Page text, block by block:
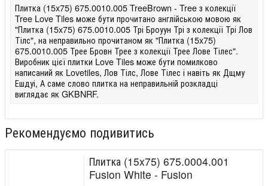
Плитка (15x75) 675.0010.005 TreeBrown - Tree з колекції
Tree Love Tiles може бути прочитано англійською мовою як
"Плитка (15x75) 675.0010.005 Трі Броуун Трі з колекції Трі Лов
Тілс", на неправильно прочитаном як "Плитка (15x75)
675.0010.005 Трее Бровн Трее з колекції Трее Лове Тілес".
Виробник цієї плитки Love Tiles може бути помилково
написаний як Lovetiles, Лов Тілс, Лове Тілес і навіть як Дщму
Ешдуі, А саме слово плитка на неправильній розкладці
виглядає як GKBNRF.
Рекомендуємо подивитись
Плитка (15x75) 675.0004.001
Fusion White - Fusion